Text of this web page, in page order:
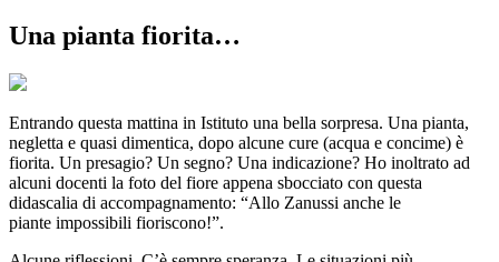
Una pianta fiorita…
Entrando questa mattina in Istituto una bella sorpresa. Una pianta,
negletta e quasi dimentica, dopo alcune cure (acqua e concime) è
fiorita. Un presagio? Un segno? Una indicazione? Ho inoltrato ad
alcuni docenti la foto del fiore appena sbocciato con questa
didascalia di accompagnamento: “Allo Zanussi anche le
piante impossibili fioriscono!”.